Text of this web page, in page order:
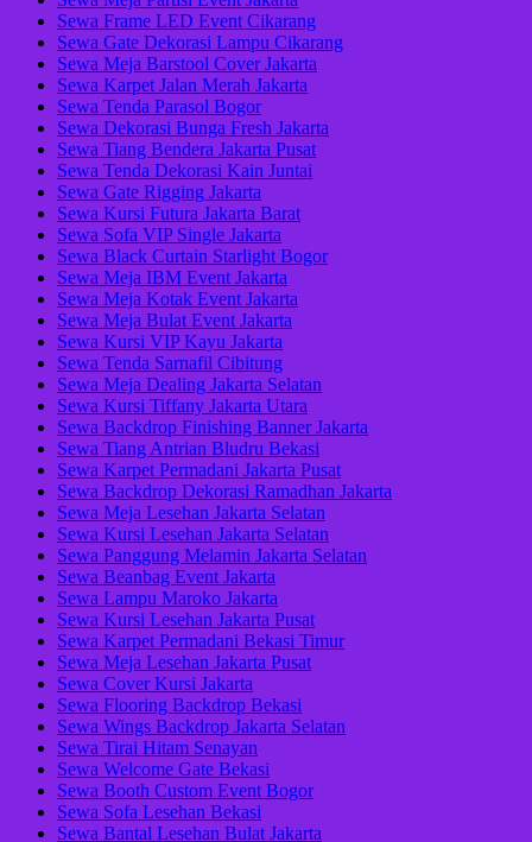
Sewa Frame LED Event Cikarang
Sewa Gate Dekorasi Lampu Cikarang
Sewa Meja Barstool Cover Jakarta
Sewa Karpet Jalan Merah Jakarta
Sewa Tenda Parasol Bogor
Sewa Dekorasi Bunga Fresh Jakarta
Sewa Tiang Bendera Jakarta Pusat
Sewa Tenda Dekorasi Kain Juntai
Sewa Gate Rigging Jakarta
Sewa Kursi Futura Jakarta Barat
Sewa Sofa VIP Single Jakarta
Sewa Black Curtain Starlight Bogor
Sewa Meja IBM Event Jakarta
Sewa Meja Kotak Event Jakarta
Sewa Meja Bulat Event Jakarta
Sewa Kursi VIP Kayu Jakarta
Sewa Tenda Sarnafil Cibitung
Sewa Meja Dealing Jakarta Selatan
Sewa Kursi Tiffany Jakarta Utara
Sewa Backdrop Finishing Banner Jakarta
Sewa Tiang Antrian Bludru Bekasi
Sewa Karpet Permadani Jakarta Pusat
Sewa Backdrop Dekorasi Ramadhan Jakarta
Sewa Meja Lesehan Jakarta Selatan
Sewa Kursi Lesehan Jakarta Selatan
Sewa Panggung Melamin Jakarta Selatan
Sewa Beanbag Event Jakarta
Sewa Lampu Maroko Jakarta
Sewa Kursi Lesehan Jakarta Pusat
Sewa Karpet Permadani Bekasi Timur
Sewa Meja Lesehan Jakarta Pusat
Sewa Cover Kursi Jakarta
Sewa Flooring Backdrop Bekasi
Sewa Wings Backdrop Jakarta Selatan
Sewa Tirai Hitam Senayan
Sewa Welcome Gate Bekasi
Sewa Booth Custom Event Bogor
Sewa Sofa Lesehan Bekasi
Sewa Bantal Lesehan Bulat Jakarta